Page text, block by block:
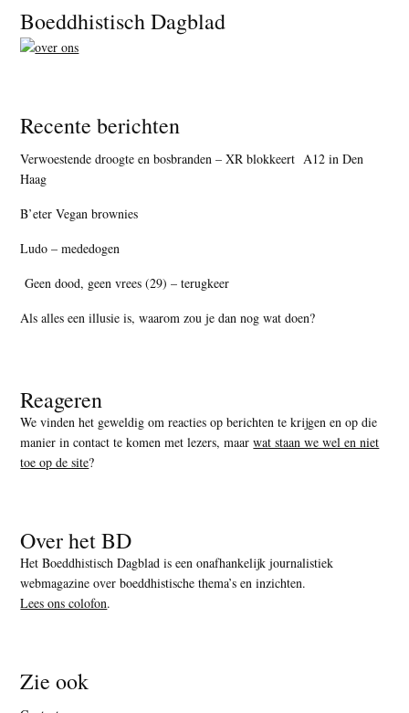
Footer
Boeddhistisch Dagblad
Recente berichten
Verwoestende droogte en bosbranden – XR blokkeert A12 in Den
Haag
B’eter Vegan brownies
Ludo – mededogen
Geen dood, geen vrees (29) – terugkeer
Als alles een illusie is, waarom zou je dan nog wat doen?
Reageren
We vinden het geweldig om reacties op berichten te krijgen en op die
manier in contact te komen met lezers, maarwat staan we wel en niet
toe op de site?
Over het BD
Het Boeddhistisch Dagblad is een onafhankelijk journalistiek
webmagazine over boeddhistische thema’s en inzichten.
Lees ons colofon.
Zie ook